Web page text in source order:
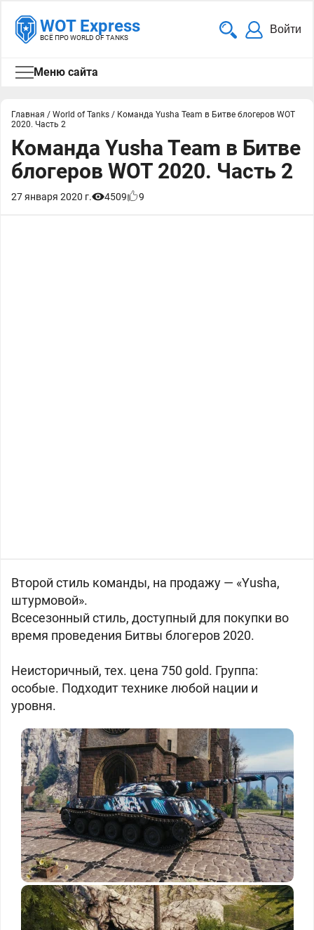
WOT Express
ВСЁ ПРО WORLD OF TANKS
Войти
Меню сайта
Главная / World of Tanks / Команда Yusha Team в Битве блогеров WOT
2020. Часть 2
Команда Yusha Team в Битве
блогеров WOT 2020. Часть 2
27 января 2020 г. 4509 9
Второй стиль команды, на продажу — «Yusha,
штурмовой».
Всесезонный стиль, доступный для покупки во
время проведения Битвы блогеров 2020.
Неисторичный, тех. цена 750 gold. Группа:
особые. Подходит технике любой нации и
уровня.